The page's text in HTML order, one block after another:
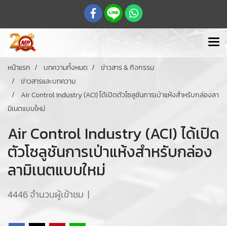
หน้าแรก บทความทั้งหมด
ข่าวสาร & กิจกรรม
ข่าวสารและบทความ
Air Control Industry (ACI) ได้เปิดตัวโซลูชันการเป่าแห้งสำหรับกล่องลา
มิเนตแบบใหม่
Air Control Industry (ACI) ได้เปิด
ตัวโซลูชันการเป่าแห้งสำหรับกล่อง
ลามิเนตแบบใหม่
4446 จำนวนผู้เข้าชม |